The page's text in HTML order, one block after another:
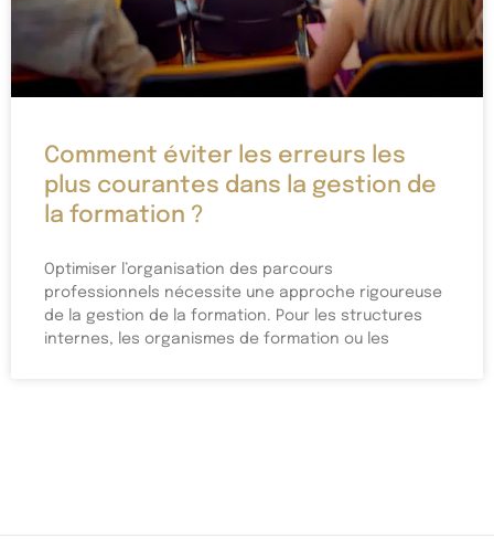
Comment éviter les erreurs les
plus courantes dans la gestion de
la formation ?
Optimiser l’organisation des parcours
professionnels nécessite une approche rigoureuse
de la gestion de la formation. Pour les structures
internes, les organismes de formation ou les